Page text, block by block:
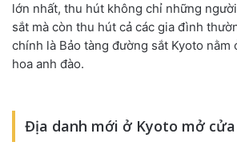
lớn nhất, thu hút không chỉ những
sắt mà còn thu hút cả các gia đình
chính là Bảo tàng đường sắt Kyoto nằm
hoa anh đào.
Địa danh mới ở Kyoto mở cửa